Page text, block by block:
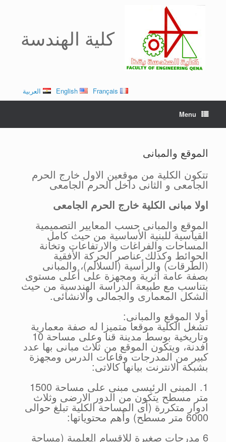
كلية الهندسة
العربية English Français
Menu
الموقع والمبانى
تتكون الكلية من موقعين الاول خارج الحرم
الجامعى و الثانى داخل الحرم الجامعى
اولا مبانى الكلية خارج الحرم الجامعى
الموقع والمبانى حسب المعايير التصميمية
القياسية للبنية الأساسية من حيث كامل
المساحات والفراغات والارتفاعات وتخانة
الحوائط وكذلك عناصر الحركة الأفقية
(الطرقات) والرأسية (السلالم)، والمبانى
بصفة عامة أثرية ومجهزة على أعلى مستوى
يتناسب مع طبيعة الدراسة الهندسية من حيث
الشكل المعمارى والجمالى والانشائى.
أولا الموقع والمبانى:
تشغل الكلية موقعا متميزا له صفة معمارية
وتاريخية بوسط مدينة قنا وعلى مساحة 10
افدنة، ويتكون الموقع من ثلاث مبانى بها عدد
كبير من المدرجات وقاعات الدرس ومجهزة
بشبكة الانترنت بيانها كالاتى:
1. المبنى الرئيسى مبنى على مساحة 1500
متر مسطح يتكون من الدور الارضى وثلاث
ادوار متكررة (أى المساحة الكلية تبلغ حوالى
6000 متر مسطح) وأهم محتوياتها:
6 مدرجات صغيرة للاقسام العلمية (مساحة